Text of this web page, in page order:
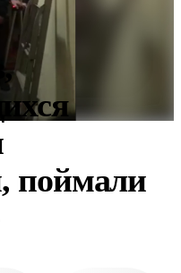
поймали